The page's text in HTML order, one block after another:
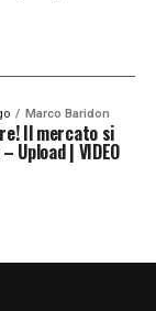
Marco Baridon
Il mercato si
Upload | VIDEO